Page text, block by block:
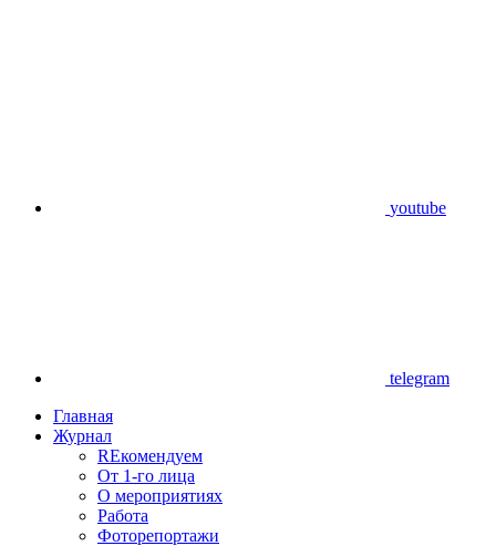
youtube
telegram
Главная
Журнал
REкомендуем
От 1-го лица
О мероприятиях
Работа
Фоторепортажи